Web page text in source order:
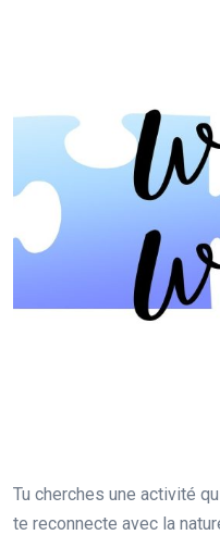
Tu cherches une activité
te reconnecte avec la